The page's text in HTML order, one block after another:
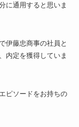
に通用すると思いま
伊藤忠商事の社員と
内定を獲得していま
ピソードをお持ちの